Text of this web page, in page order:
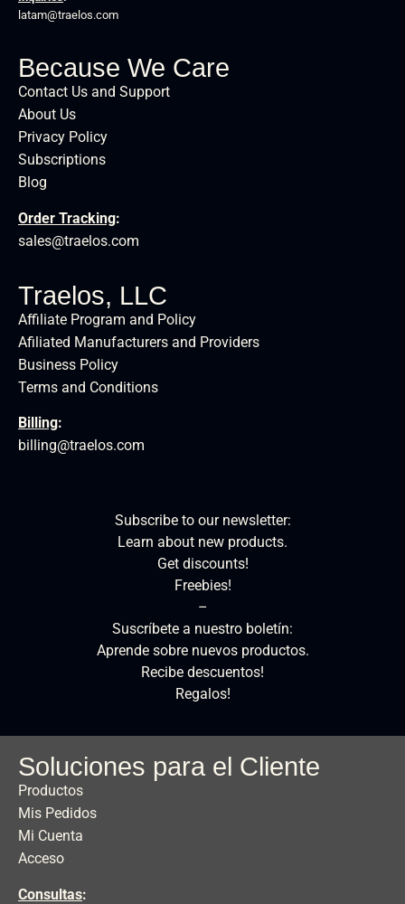
latam@traelos.com
Because We Care
Contact Us and Support
About Us
Privacy Policy
Subscriptions
Blog
Order Tracking:
sales@traelos.com
Traelos, LLC
Affiliate Program and Policy
Afiliated Manufacturers and Providers
Business Policy
Terms and Conditions
Billing:
billing@traelos.com
Subscribe to our newsletter:
Learn about new products.
Get discounts!
Freebies!
–
Suscríbete a nuestro boletín:
Aprende sobre nuevos productos.
Recibe descuentos!
Regalos!
Soluciones para el Cliente
Productos
Mis Pedidos
Mi Cuenta
Acceso
Consultas: